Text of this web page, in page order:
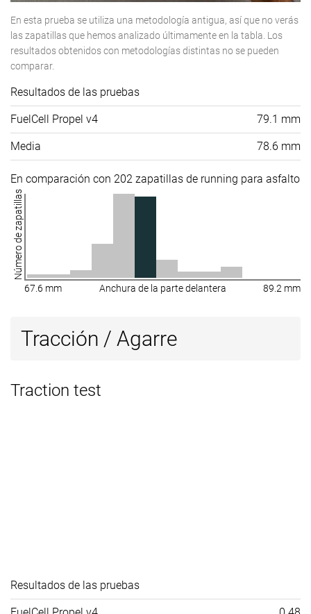
En esta prueba se utiliza una metodología antigua, así que no verás
las zapatillas que hemos analizado últimamente en la tabla. Los
resultados obtenidos con metodologías distintas no se pueden
comparar.
Resultados de las pruebas
FuelCell Propel v4 79.1 mm
Media 78.6 mm
En comparación con 202 zapatillas de running para asfalto
Número de zapatillas
67.6 mm Anchura de la parte delantera 89.2 mm
Tracción / Agarre
Traction test
Resultados de las pruebas